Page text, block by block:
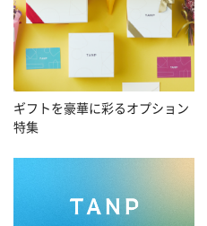
ギフトを豪華に彩るオプション
特集